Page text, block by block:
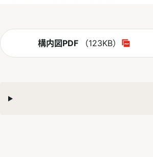
構内図PDF PDF
（123KB）
別ウィンドウで開く